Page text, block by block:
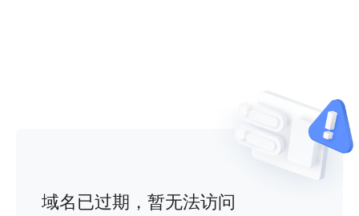
域名已过期，暂无法访问